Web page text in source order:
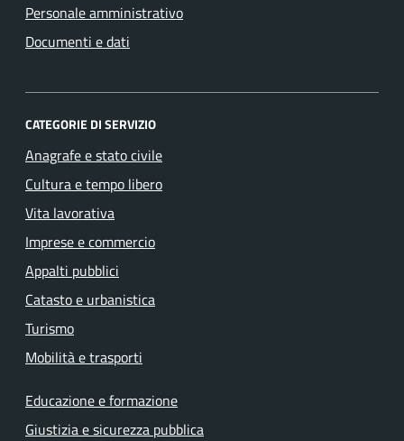
Personale amministrativo
Documenti e dati
CATEGORIE DI SERVIZIO
Anagrafe e stato civile
Cultura e tempo libero
Vita lavorativa
Imprese e commercio
Appalti pubblici
Catasto e urbanistica
Turismo
Mobilità e trasporti
Educazione e formazione
Giustizia e sicurezza pubblica